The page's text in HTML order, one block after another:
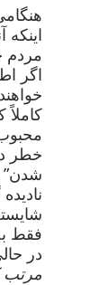
مردم
اگر
خطر
شدن”
فقط
در
مرتب